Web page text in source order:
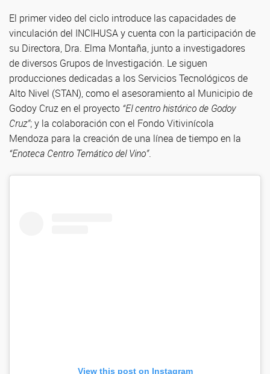
El primer video del ciclo introduce las capacidades de
vinculación del INCIHUSA y cuenta con la participación de
su Directora, Dra. Elma Montaña, junto a investigadores
de diversos Grupos de Investigación. Le siguen
producciones dedicadas a los Servicios Tecnológicos de
Alto Nivel (STAN), como el asesoramiento al Municipio de
Godoy Cruz en el proyecto “El centro histórico de Godoy
Cruz”; y la colaboración con el Fondo Vitivinícola
Mendoza para la creación de una línea de tiempo en la
“Enoteca Centro Temático del Vino”.
View this post on Instagram